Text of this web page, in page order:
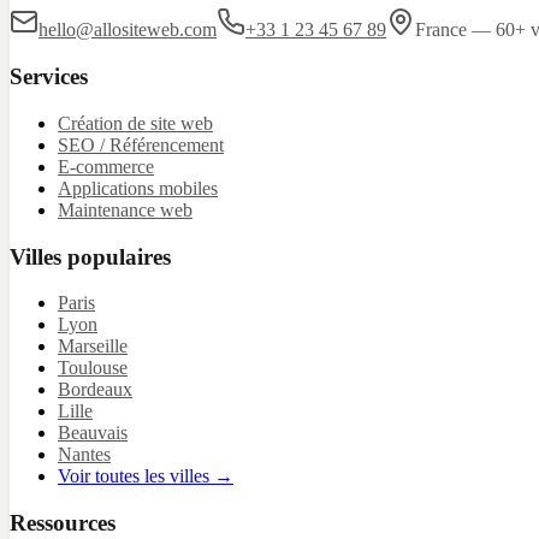
hello@allositeweb.com +33 1 23 45 67 89 France — 60+
Services
Création de site web
SEO / Référencement
E-commerce
Applications mobiles
Maintenance web
Villes populaires
Paris
Lyon
Marseille
Toulouse
Bordeaux
Lille
Beauvais
Nantes
Voir toutes les villes →
Ressources